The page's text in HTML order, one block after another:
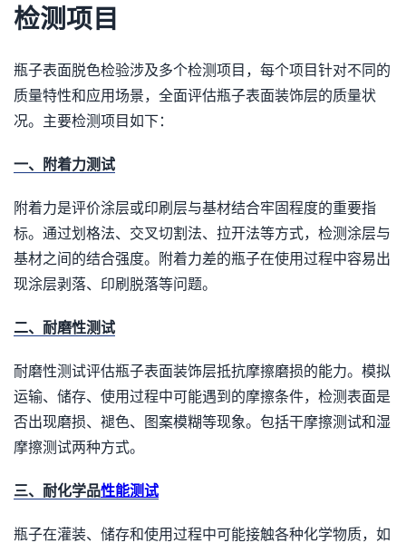
检测项目
瓶子表面脱色检验涉及多个检测项目，每个项目针对不同的
质量特性和应用场景，全面评估瓶子表面装饰层的质量状
况。主要检测项目如下：
一、附着力测试
附着力是评价涂层或印刷层与基材结合牢固程度的重要指
标。通过划格法、交叉切割法、拉开法等方式，检测涂层与
基材之间的结合强度。附着力差的瓶子在使用过程中容易出
现涂层剥落、印刷脱落等问题。
二、耐磨性测试
耐磨性测试评估瓶子表面装饰层抵抗摩擦磨损的能力。模拟
运输、储存、使用过程中可能遇到的摩擦条件，检测表面是
否出现磨损、褪色、图案模糊等现象。包括干摩擦测试和湿
摩擦测试两种方式。
三、耐化学品性能测试
瓶子在灌装、储存和使用过程中可能接触各种化学物质，如